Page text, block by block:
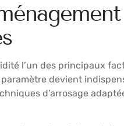
l’un des principaux
devient
d’arrosage